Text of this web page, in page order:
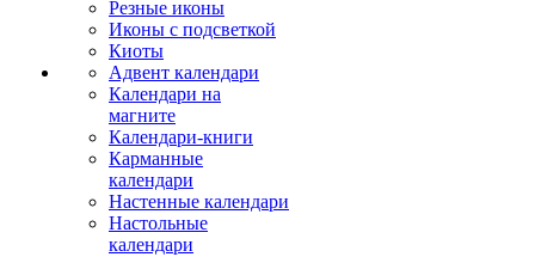
Резные иконы
Иконы с подсветкой
Киоты
Адвент календари
Календари на
магните
Календари-книги
Карманные
календари
Настенные календари
Настольные
календари